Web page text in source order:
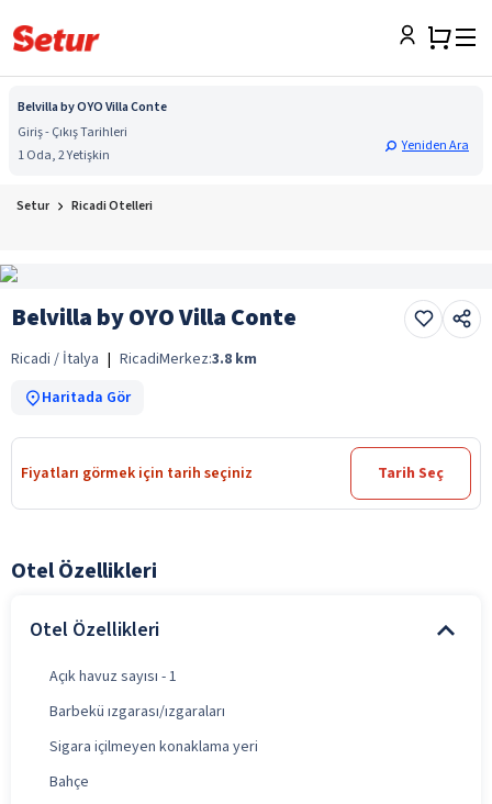
Belvilla by OYO Villa Conte
Giriş - Çıkış Tarihleri
1 Oda, 2 Yetişkin
Yeniden Ara
Setur Ricadi Otelleri
Belvilla by OYO Villa Conte
Ricadi / İtalya | RicadiMerkez:3.8 km
Haritada Gör
Fiyatları görmek için tarih seçiniz Tarih Seç
Otel Özellikleri
Otel Özellikleri
Açık havuz sayısı - 1
Barbekü ızgarası/ızgaraları
Sigara içilmeyen konaklama yeri
Bahçe